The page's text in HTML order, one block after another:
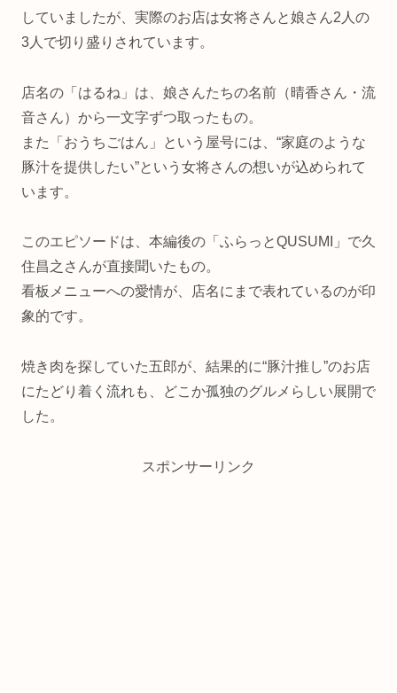
していましたが、実際のお店は女将さんと娘さん2人の
3人で切り盛りされています。
店名の「はるね」は、娘さんたちの名前（晴香さん・流
音さん）から一文字ずつ取ったもの。
また「おうちごはん」という屋号には、“家庭のような
豚汁を提供したい”という女将さんの想いが込められて
います。
このエピソードは、本編後の「ふらっとQUSUMI」で久
住昌之さんが直接聞いたもの。
看板メニューへの愛情が、店名にまで表れているのが印
象的です。
焼き肉を探していた五郎が、結果的に“豚汁推し”のお店
にたどり着く流れも、どこか孤独のグルメらしい展開で
した。
スポンサーリンク